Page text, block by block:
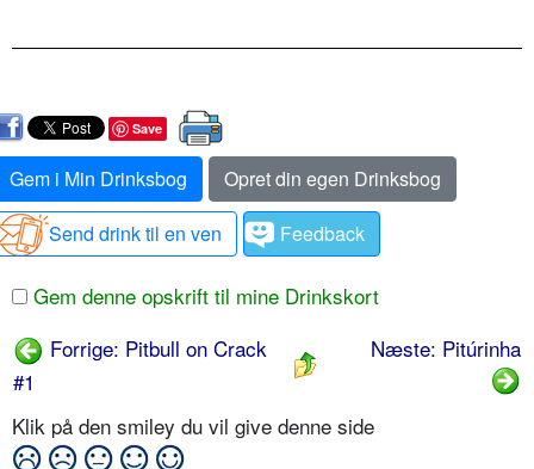
Save
Gem i Min Drinksbog
Opret din egen Drinksbog
Send drink til en ven
Feedback
Gem denne opskrift til mine Drinkskort
Forrige: Pitbull on Crack
#1
Næste: Pitúrinha
Klik på den smiley du vil give denne side